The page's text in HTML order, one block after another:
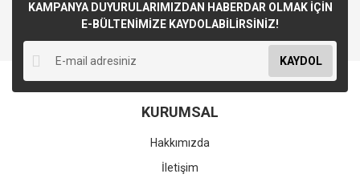
KAMPANYA DUYURULARIMIZDAN HABERDAR OLMAK İÇİN
E-BÜLTENİMİZE KAYDOLABİLİRSİNİZ!
KAYDOL
KURUMSAL
Hakkımızda
İletişim